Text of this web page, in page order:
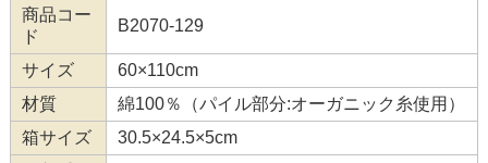
商品コー
ド
B2070-129
サイズ
60×110cm
材質
綿100％（パイル部分:オーガニック糸使用）
箱サイズ
30.5×24.5×5cm